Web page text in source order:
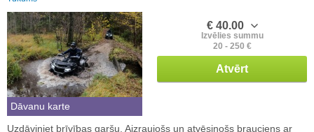
Dāvanu karte
€ 40.00
Izvēlies summu
20 - 250 €
Atvērt
Uzdāviniet brīvības garšu. Aizraujošs un atvēsinošs brauciens ar